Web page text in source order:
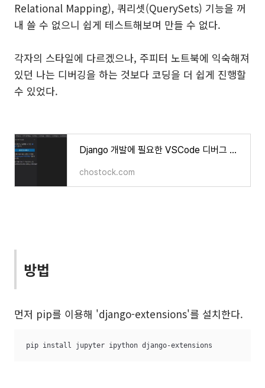
Relational Mapping), 쿼리셋(QuerySets) 기능을 꺼
내 쓸 수 없으니 쉽게 테스트해보며 만들 수 없다.
각자의 스타일에 다르겠으나, 주피터 노트북에 익숙해져
있던 나는 디버깅을 하는 것보다 코딩을 더 쉽게 진행할
수 있었다.
Django 개발에 필요한 VSCode 디버그 설정하기
chostock.com
방법
먼저 pip를 이용해 'django-extensions'를 설치한다.
pip install jupyter ipython django-extensions